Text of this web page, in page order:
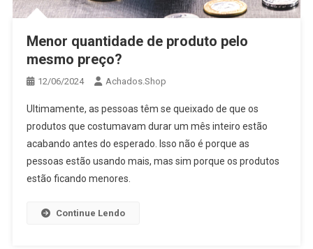
Menor quantidade de produto pelo
mesmo preço?
12/06/2024 Achados.Shop
Ultimamente, as pessoas têm se queixado de que os
produtos que costumavam durar um mês inteiro estão
acabando antes do esperado. Isso não é porque as
pessoas estão usando mais, mas sim porque os produtos
estão ficando menores.
Continue Lendo